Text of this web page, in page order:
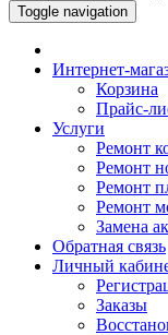
Toggle navigation
Интернет-
Корзина
Прайс-
Услуги
Ремонт
Ремонт
Ремонт
Ремонт
Замена
Обратная связь
Личный
Заказы